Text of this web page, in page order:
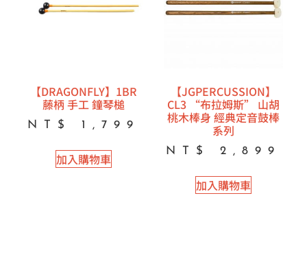
【DRAGONFLY】1BR
藤柄 手工 鐘琴槌
NT$ 1,799
加入購物車
【JGPERCUSSION】
CL3 “布拉姆斯” 山胡
桃木棒身 經典定音鼓棒
系列
NT$ 2,899
加入購物車